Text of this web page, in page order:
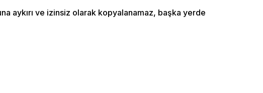
aykırı ve izinsiz olarak kopyalanamaz, başka yerde